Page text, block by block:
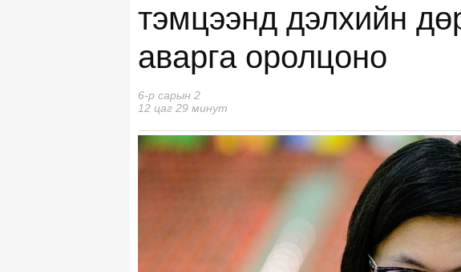
тэмцээнд дэлхийн
аварга оролцоно
6-р сарын 2
12 цаг 29 минут